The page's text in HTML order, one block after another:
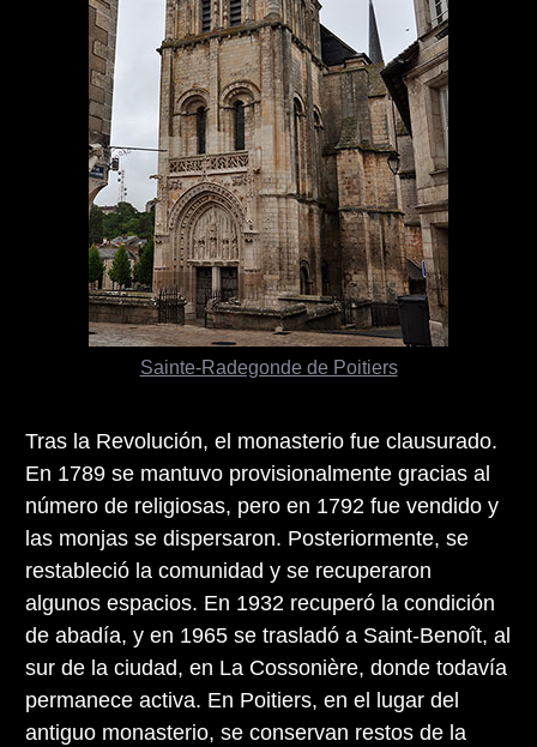
Tras la Revolución, el monasterio fue clausurado.
En 1789 se mantuvo provisionalmente gracias al
número de religiosas, pero en 1792 fue vendido y
las monjas se dispersaron. Posteriormente, se
restableció la comunidad y se recuperaron
algunos espacios. En 1932 recuperó la condición
de abadía, y en 1965 se trasladó a Saint-Benoît, al
sur de la ciudad, en La Cossonière, donde todavía
permanece activa. En Poitiers, en el lugar del
antiguo monasterio, se conservan restos de la
Sainte-Radegonde de Poitiers